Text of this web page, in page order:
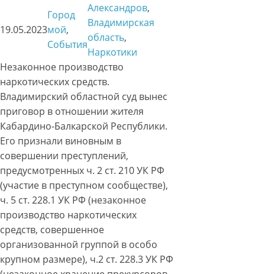
19.05.2023
Город
мой
События
Александров
Владимирская
область
Наркотики
Незаконное производство
наркотических средств.
Владимирский областной суд вынес
приговор в отношении жителя
Кабардино-Балкарской Республики.
Его признали виновным в
совершении преступлений,
предусмотренных ч. 2 ст. 210 УК РФ
(участие в преступном сообществе),
ч. 5 ст. 228.1 УК РФ (незаконное
производство наркотических
средств, совершенное
организованной группой в особо
крупном размере), ч.2 ст. 228.3 УК РФ